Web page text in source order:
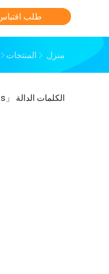
طلب
منزل المنتجات
الكلمات الدالة 「abs ladies personal care products」